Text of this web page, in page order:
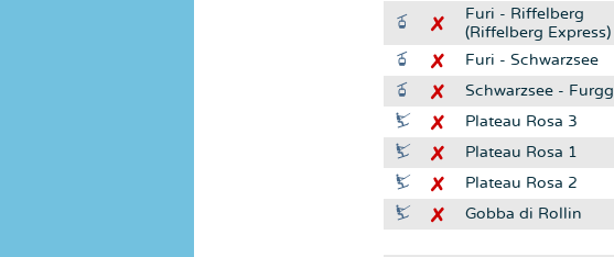
Furi - Riffelberg
(Riffelberg Express)
Furi - Schwarzsee
Schwarzsee - Furgg
Plateau Rosa 3
Plateau Rosa 1
Plateau Rosa 2
Gobba di Rollin